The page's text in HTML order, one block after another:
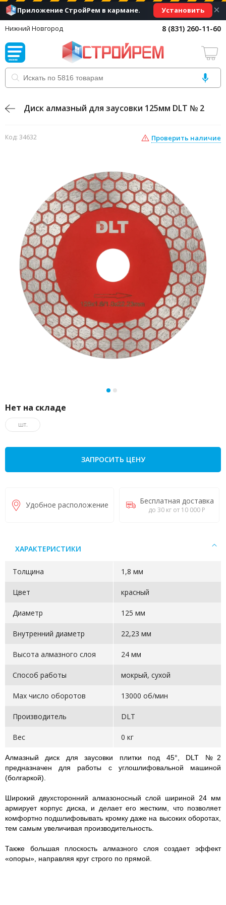
Приложение СтройРем в кармане. Установить ×
Нижний Новгород 8 (831) 260-11-60
Диск алмазный для заусовки 125мм DLT № 2
Код: 34632 Проверить наличие
Нет на складе
шт.
ЗАПРОСИТЬ ЦЕНУ
Удобное расположение Бесплатная доставка
до 30 кг от 10 000 Р
ХАРАКТЕРИСТИКИ
Толщина 1,8 мм
Цвет красный
Диаметр 125 мм
Внутренний диаметр 22,23 мм
Высота алмазного слоя 24 мм
Способ работы мокрый, сухой
Max число оборотов 13000 об/мин
Производитель DLT
Вес 0 кг
Алмазный диск для заусовки плитки под 45°, DLT №2
предназначен для работы с углошлифовальной машиной
(болгаркой).
Широкий двухсторонний алмазоносный слой шириной 24 мм
армирует корпус диска, и делает его жестким, что позволяет
комфортно подшлифовывать кромку даже на высоких оборотах,
тем самым увеличивая производительность.
Также большая плоскость алмазного слоя создает эффект
«опоры», направляя круг строго по прямой.